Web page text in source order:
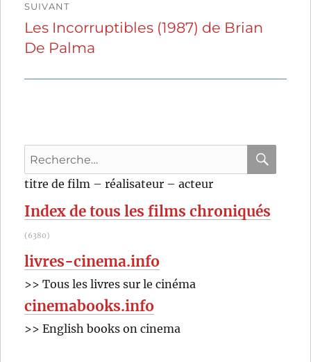
SUIVANT
Publication
suivante :
Les Incorruptibles (1987) de Brian
De Palma
Recherche
pour
titre de film – réalisateur – acteur
Index de tous les films chroniqués
(6380)
livres-cinema.info
>> Tous les livres sur le cinéma
cinemabooks.info
>> English books on cinema